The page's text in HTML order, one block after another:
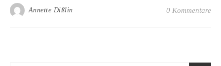
Annette Dißlin 0 Kommentare